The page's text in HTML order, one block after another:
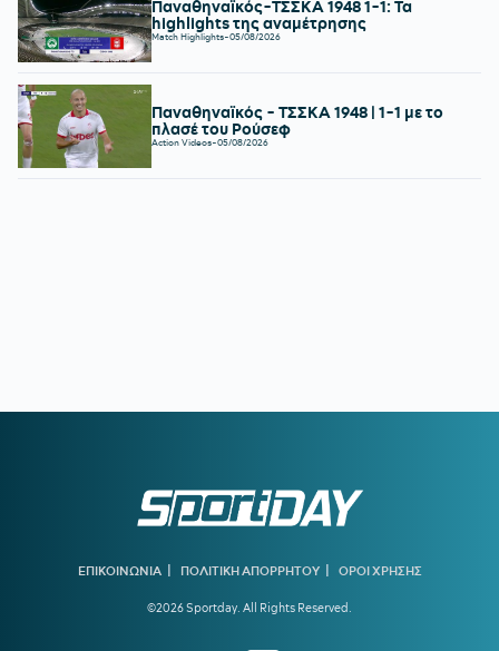
Παναθηναϊκός-ΤΣΣΚΑ 1948 1-1: Τα
highlights της αναμέτρησης
Match Highlights-05/08/2026
Παναθηναϊκός - ΤΣΣΚΑ 1948 | 1-1 με το
πλασέ του Ρούσεφ
Action Videos-05/08/2026
ΕΠΙΚΟΙΝΩΝΙΑ | ΠΟΛΙΤΙΚΗ ΑΠΟΡΡΗΤΟΥ | ΟΡΟΙ ΧΡΗΣΗΣ
©2026 Sportday. All Rights Reserved.